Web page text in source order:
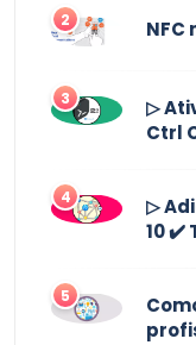
2
3
▷
Ctrl
4
▷
10 ✔️
5